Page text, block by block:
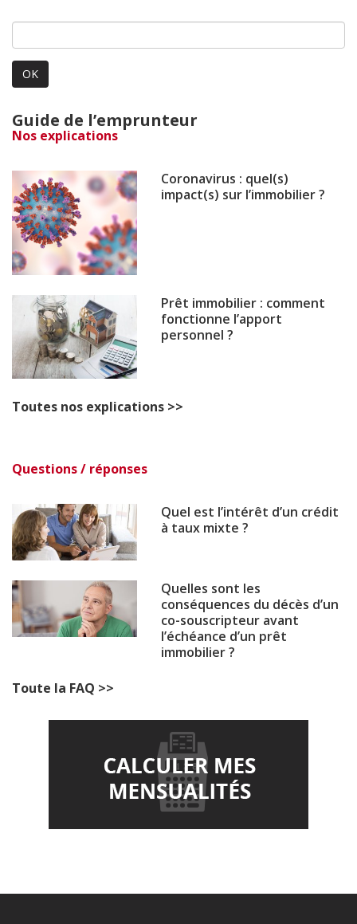
OK
Guide de l’emprunteur
Nos explications
Coronavirus : quel(s)
impact(s) sur l’immobilier ?
Prêt immobilier : comment
fonctionne l’apport
personnel ?
Toutes nos explications >>
Questions / réponses
Quel est l’intérêt d’un crédit
à taux mixte ?
Quelles sont les
conséquences du décès d’un
co-souscripteur avant
l’échéance d’un prêt
immobilier ?
Toute la FAQ >>